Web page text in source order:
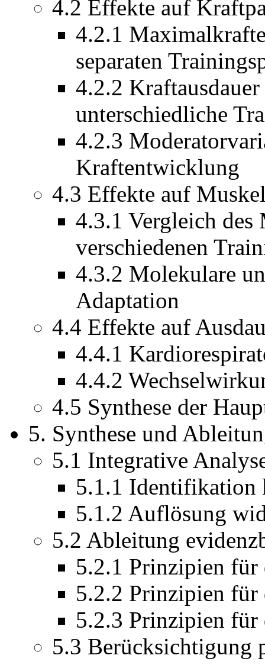
4.2 Effekte auf
4.2.1
separaten
4.2.2
unterschiedliche
4.2.3
Kraftentwicklung
4.3 Effekte auf
4.3.1 Vergleich des
verschiedenen
4.3.2 Molekulare
Adaptation
4.4 Effekte auf
4.4.1
4.4.2
4.5 Synthese der
5. Synthese und
5.1 Integrative
5.1.1 Identifikation
5.1.2 Auflösung
5.2 Ableitung
5.2.1 Prinzipien für
5.2.2 Prinzipien für
5.2.3 Prinzipien für
5.3 Berücksichtigung